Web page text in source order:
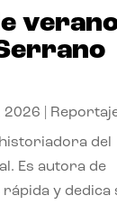
2026
del
Es autora de
y dedica